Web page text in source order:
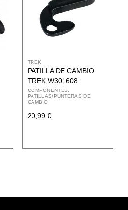
TREK
PATILLA DE CAMBIO
TREK W301608
COMPONENTES
PATILLAS/PUNTERAS DE
CAMBIO
20,99 €